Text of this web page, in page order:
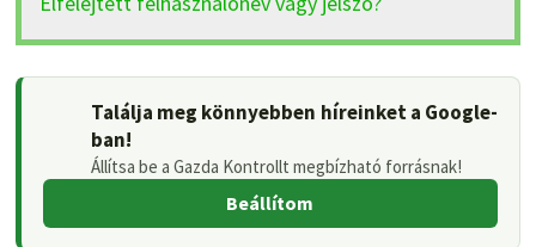
Találja meg könnyebben híreinket a Google-
ban!
Állítsa be a Gazda Kontrollt megbízható forrásnak!
Beállítom